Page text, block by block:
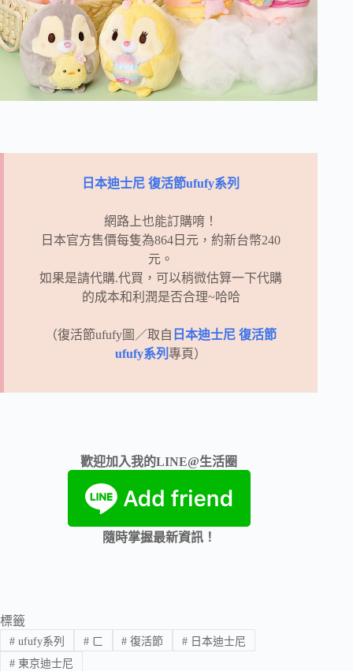
日本迪士尼 復活節ufufy系列
網路上也能訂購唷！
日本官方售價每隻為864日元，約新台幣240
元。
如果是請代購.代買，可以稍微估算一下代購
的成本和利潤是否合理~哈哈
（復活節ufufy圖／取自 日本迪士尼 復活節
ufufy系列專頁）
歡迎加入我的LINE@生活圈
隨時掌握最新資訊！
標籤
#ufufy系列 #ㄈ # 復活節 # 日本迪士尼
#東京迪士尼